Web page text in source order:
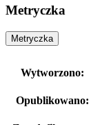
Metryczka
Metryczka
Wytworzono:
Opublikowano: